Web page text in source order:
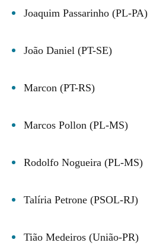
Joaquim Passarinho (PL-PA)
João Daniel (PT-SE)
Marcon (PT-RS)
Marcos Pollon (PL-MS)
Rodolfo Nogueira (PL-MS)
Talíria Petrone (PSOL-RJ)
Tião Medeiros (União-PR)